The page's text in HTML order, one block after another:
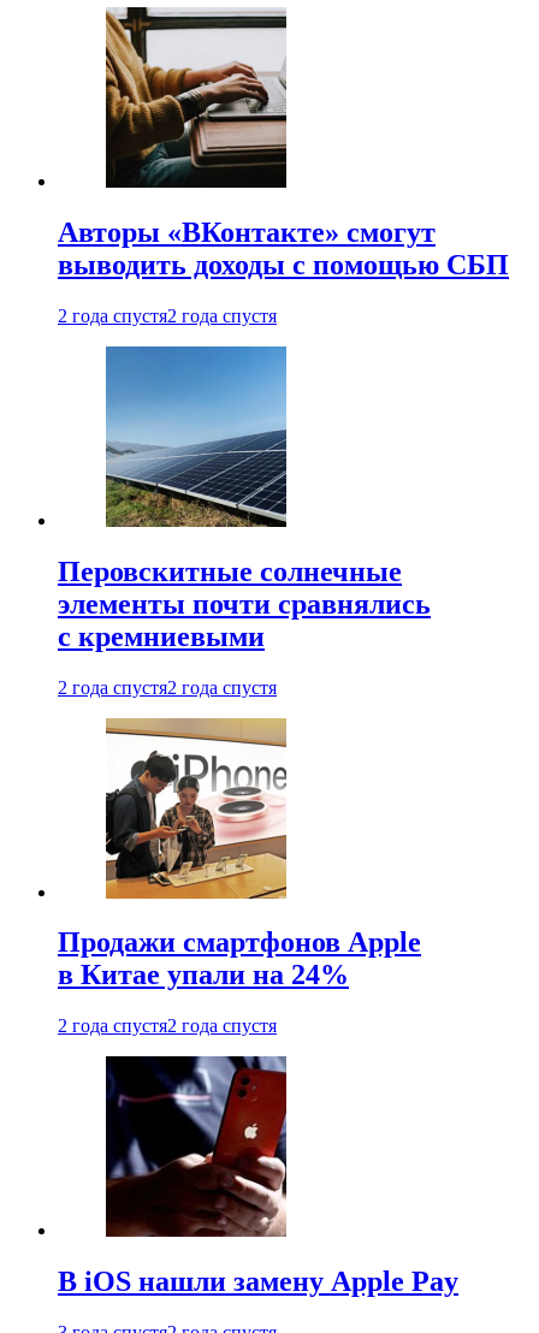
Авторы «ВКонтакте» смогут
выводить доходы с помощью СБП
2 года спустя2 года спустя
Перовскитные солнечные
элементы почти сравнялись
с кремниевыми
2 года спустя2 года спустя
Продажи смартфонов Apple
в Китае упали на 24%
2 года спустя2 года спустя
В iOS нашли замену Apple Pay